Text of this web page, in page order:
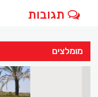
תגובות
מומלצים